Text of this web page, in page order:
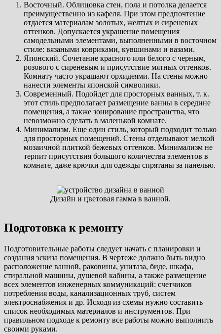
Восточный. Облицовка стен, пола и потолка делается
преимущественно из кафеля. При этом предпочтение
отдается материалам золотых, желтых и сиреневых
оттенков. Допускается украшение помещения
самодельными элементами, выполненными в восточном
стиле: вязаными ковриками, кувшинами и вазами.
Японский. Сочетание красного или белого с черным,
розового с сиреневым и присутствие мятных оттенков.
Комнату часто украшают орхидеями. На стены можно
нанести элементы японской символики.
Современный. Подойдет для просторных ванных, т. к.
этот стиль предполагает размещение ванны в середине
помещения, а также зонирование пространства, что
невозможно сделать в маленькой комнате.
Минимализм. Еще один стиль, который подходит только
для просторных помещений. Стены отделывают мелкой
мозаичной плиткой бежевых оттенков. Минимализм не
терпит присутствия большого количества элементов в
комнате, даже крючки для одежды спрятаны за панелью.
Дизайн и цветовая гамма в ванной.
Подготовка к ремонту
Подготовительные работы следует начать с планировки и
создания эскиза помещения. В чертеже должно быть видно
расположение ванной, раковины, унитаза, биде, шкафа,
стиральной машины, душевой кабины, а также размещение
всех элементов инженерных коммуникаций: счетчиков
потребления воды, канализационных труб, систем
электроснабжения и др. Исходя из схемы нужно составить
список необходимых материалов и инструментов. При
правильном подходе к ремонту все работы можно выполнить
своими руками.